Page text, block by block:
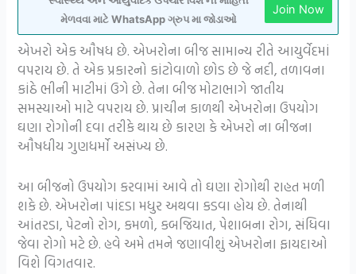
મેળવવા માટે WhatsApp ગ્રુપ મા જોડાઓ
Join Now
એખરો એક ઔષધ છે. એખરોના બીજ સામાન્ય રીતે આયુર્વેદમાં
વપરાય છે. તે એક પ્રકારનો કાંટોવાળો છોડ છે જે નદી, તળાવના
કાંઠે ભીની માટીમાં ઉગે છે. તેના બીજ મોટાભાગે જાતીય
સમસ્યાઓ માટે વપરાય છે. પ્રાચીન કાળથી એખરોના ઉપયોગ
ઘણા રોગોની દવા તરીકે થાય છે કારણ કે એખરો ના બીજના
ઔષધીય ગુણધર્મો અસંખ્ય છે.
આ બીજનો ઉપયોગ કરવામાં આવે તો ઘણા રોગોથી રાહત મળી
શકે છે. એખરોના પાંદડા મધુર અથવા કડવા હોય છે. તેનાથી
આંતરડા, પેટનો રોગ, કમળો, કબજિયાત, પેશાબના રોગ, સંધિવા
જેવા રોગો મટે છે. હવે અમે તમને જણાવીશું એખરોના ફાયદાઓ
વિશે વિગતવાર.